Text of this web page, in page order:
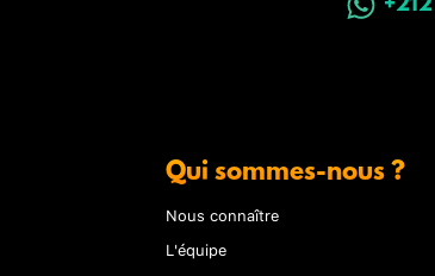
Qui sommes-nous ?
Nous connaître
L'équipe